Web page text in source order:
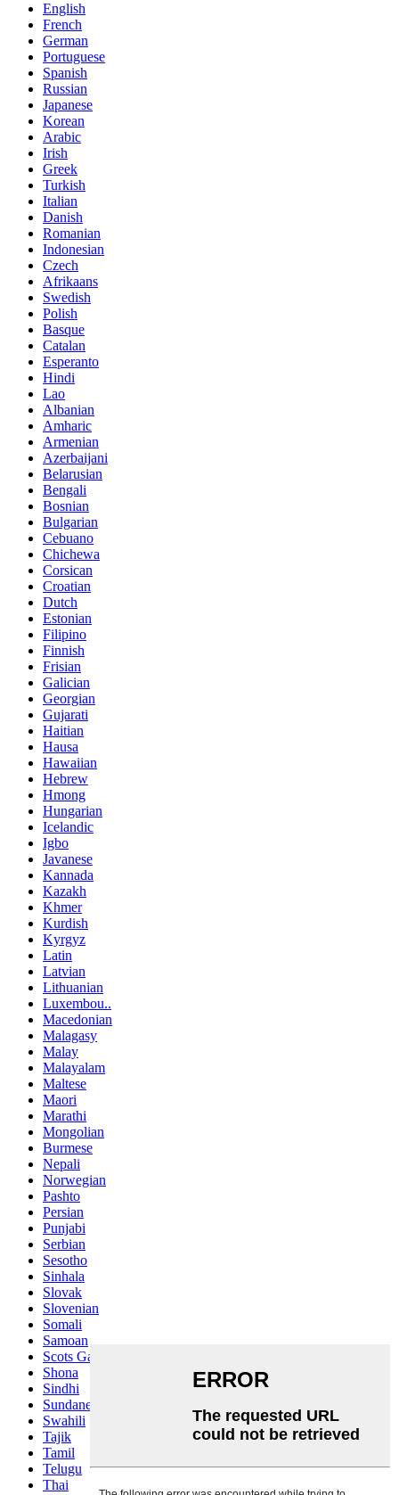
English
French
German
Portuguese
Spanish
Russian
Japanese
Korean
Arabic
Irish
Greek
Turkish
Italian
Danish
Romanian
Indonesian
Czech
Afrikaans
Swedish
Polish
Basque
Catalan
Esperanto
Hindi
Lao
Albanian
Amharic
Armenian
Azerbaijani
Belarusian
Bengali
Bosnian
Bulgarian
Cebuano
Chichewa
Corsican
Croatian
Dutch
Estonian
Filipino
Finnish
Frisian
Galician
Georgian
Gujarati
Haitian
Hausa
Hawaiian
Hebrew
Hmong
Hungarian
Icelandic
Igbo
Javanese
Kannada
Kazakh
Khmer
Kurdish
Kyrgyz
Latin
Latvian
Lithuanian
Luxembou..
Macedonian
Malagasy
Malay
Malayalam
Maltese
Maori
Marathi
Mongolian
Burmese
Nepali
Norwegian
Pashto
Persian
Punjabi
Serbian
Sesotho
Sinhala
Slovak
Slovenian
Somali
Samoan
Scots Gaelic
Shona
Sindhi
Sundanese
Swahili
Tajik
Tamil
Telugu
Thai